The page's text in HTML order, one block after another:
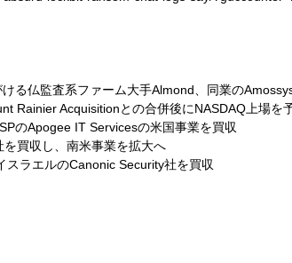
る仏監査系ファーム大手Almond、同業の
Rainier Acquisitionとの合併後にNASDAQ上場を
のApogee IT Servicesの米国事業を買収
買収し、南米事業を拡大へ
ラエルのCanonic Security社を買収